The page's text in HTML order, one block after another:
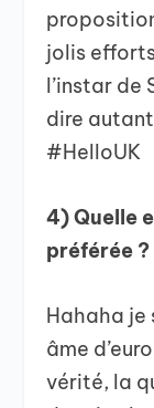
jolis
l’instar de
dire
#HelloUK
4) Quelle
préférée ?
Hahaha je
âme
vérité, la